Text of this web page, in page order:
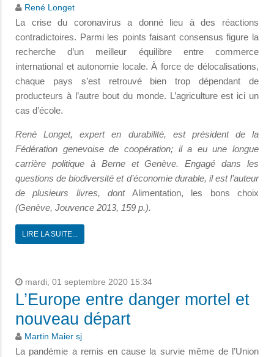
René Longet
La crise du coronavirus a donné lieu à des réactions
contradictoires. Parmi les points faisant consensus figure la
recherche d’un meilleur équilibre entre commerce
international et autonomie locale. À force de délocalisations,
chaque pays s’est retrouvé bien trop dépendant de
producteurs à l’autre bout du monde. L’agriculture est ici un
cas d’école.
René Longet, expert en durabilité, est président de la
Fédération genevoise de coopération; il a eu une longue
carrière politique à Berne et Genève. Engagé dans les
questions de biodiversité et d’économie durable, il est l’auteur
de plusieurs livres, dontAlimentation, les bons choix
(Genève, Jouvence 2013, 159 p.).
LIRE LA SUITE...
mardi, 01 septembre 2020 15:34
L’Europe entre danger mortel et
nouveau départ
Martin Maier sj
La pandémie a remis en cause la survie même de l’Union